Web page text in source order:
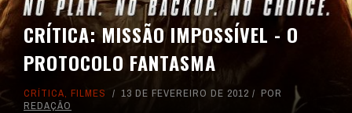
CRÍTICA: MISSÃO IMPOSSÍVEL - O
PROTOCOLO FANTASMA
CRÍTICA, FILMES 13 DE FEVEREIRO DE 2012
POR
REDAÇÃO